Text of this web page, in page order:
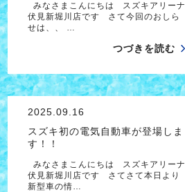
みなさまこんにちは スズキアリーナ
伏見新堀川店です さて今回のおしら
せは、、 …
つづきを読む
2025.09.16
スズキ初の電気自動車が登場しま
す！！
みなさまこんにちは スズキアリーナ
伏見新堀川店です さてさて本日より
新型車の情…